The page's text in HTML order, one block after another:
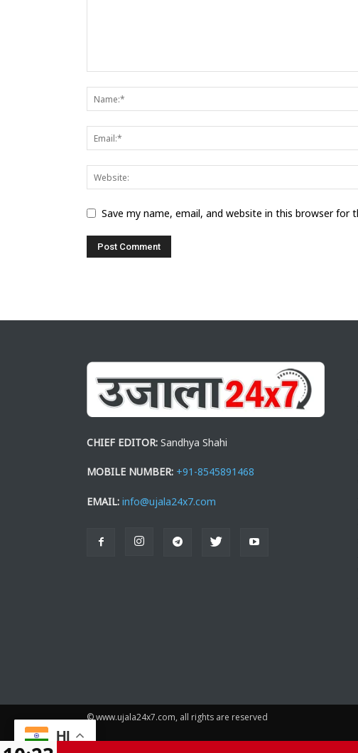
Save my name, email, and website in this browser for
CHIEF EDITOR: Sandhya Shahi
MOBILE NUMBER: +91-8545891468
EMAIL: info@ujala24x7.com
© www.ujala24x7.com, all rights are reserved
HI